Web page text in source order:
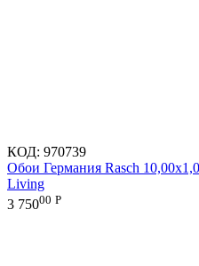
КОД: 970739
Обои Германия Rasch
Living
3 75000 Р